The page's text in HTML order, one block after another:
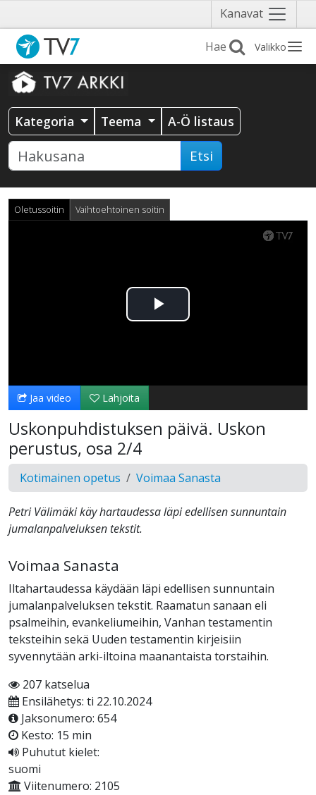
Kanavat Näytä
valikko
Valikko
Kategoria Teema A-Ö listaus
Etsi
Oletussoitin Vaihtoehtoinen soitin
Toista
Jaa video Lahjoita
Uskonpuhdistuksen päivä. Uskon
perustus, osa 2/4
Kotimainen opetus Voimaa Sanasta
Petri Välimäki käy hartaudessa läpi edellisen sunnuntain
jumalanpalveluksen tekstit.
Voimaa Sanasta
Iltahartaudessa käydään läpi edellisen sunnuntain
jumalanpalveluksen tekstit. Raamatun sanaan eli
psalmeihin, evankeliumeihin, Vanhan testamentin
teksteihin sekä Uuden testamentin kirjeisiin
syvennytään arki-iltoina maanantaista torstaihin.
207 katselua
Ensilähetys: ti 22.10.2024
Jaksonumero: 654
Kesto: 15 min
Puhutut kielet:
suomi
Viitenumero: 2105